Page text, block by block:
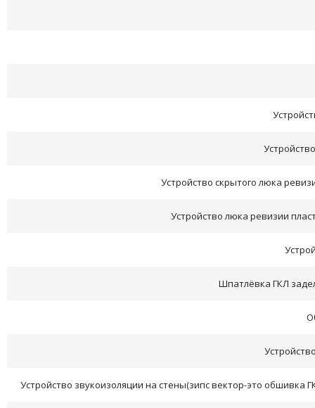
Устройство скрытого люка
Устройство люка ревизии
Шпатлёвка ГКЛ
Устройство звукоизоляции на стены(зипс вектор-это обшивка